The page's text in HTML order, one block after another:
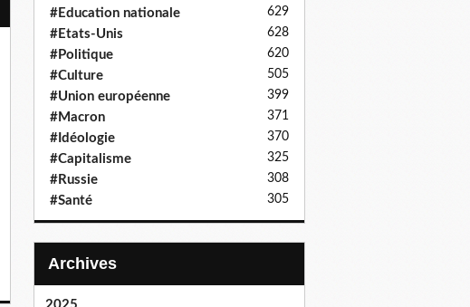
#Education nationale 629
#Etats-Unis 628
#Politique 620
#Culture 505
#Union européenne 399
#Macron 371
#Idéologie 370
#Capitalisme 325
#Russie 308
#Santé 305
Archives